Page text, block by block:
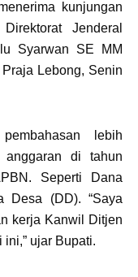
kunjungan
Jenderal
Syarwan SE MM
Lebong, Senin
lebih
anggaran di tahun
Seperti Dana
Desa (DD). “Saya
kerja Kanwil Ditjen
ujar Bupati.